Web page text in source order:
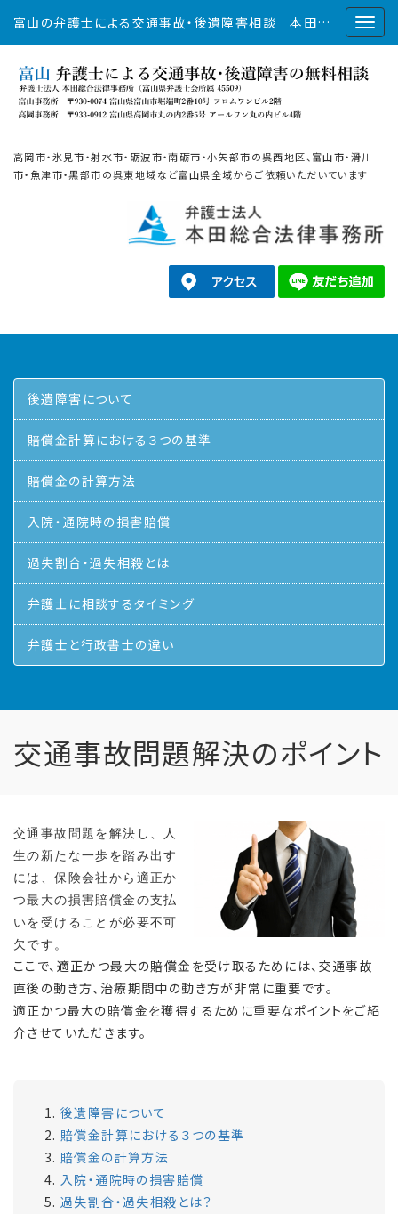
富山の弁護士による交通事故・後遺障害相談｜本田総合法律事務所
高岡市・氷見市・射水市・砺波市・南砺市・小矢部市の呉西地区、富山市・滑川
市・魚津市・黒部市の呉東地域など富山県全域からご依頼いただいています
後遺障害について
賠償金計算における３つの基準
賠償金の計算方法
入院・通院時の損害賠償
過失割合・過失相殺とは
弁護士に相談するタイミング
弁護士と行政書士の違い
交通事故問題解決のポイント
交通事故問題を解決し、人
生の新たな一歩を踏み出す
には、保険会社から適正か
つ最大の損害賠償金の支払
いを受けることが必要不可
欠です。
ここで、適正かつ最大の賠償金を受け取るためには、交通事故
直後の動き方、治療期間中の動き方が非常に重要です。
適正かつ最大の賠償金を獲得するために重要なポイントをご紹
介させていただきます。
後遺障害について
賠償金計算における３つの基準
賠償金の計算方法
入院・通院時の損害賠償
過失割合・過失相殺とは？